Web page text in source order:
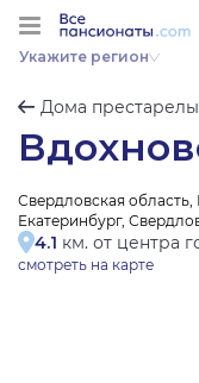
Укажите регион
Дома
Свердловская область,
Екатеринбург,
4.1 км. от центра
смотреть на карте